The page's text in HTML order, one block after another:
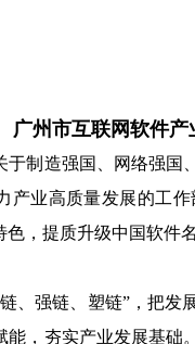
广州市互联网软件
造强国、网络强国
产业高质量发展的工
，提质升级中国软件
强链、塑链”，把发
能，夯实产业发展基